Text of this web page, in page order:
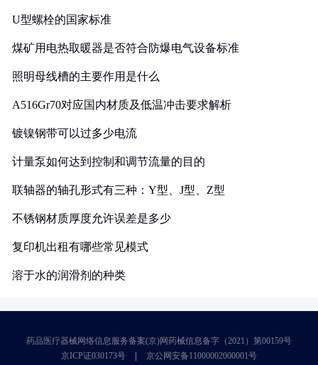
U型螺栓的国家标准
煤矿用电热取暖器是否符合防爆电气设备标准
照明母线槽的主要作用是什么
A516Gr70对应国内材质及低温冲击要求解析
镀镍钢带可以过多少电流
计量泵如何达到控制和调节流量的目的
联轴器的轴孔形式有三种：Y型、J型、Z型
不锈钢材质厚度允许误差是多少
复印机出租有哪些常见模式
溶于水的润滑剂的种类
药品医疗器械网络信息服务备案(京)网药械信息备字（2021）第00159号
京ICP证030173号
京公网安备11000002000001号